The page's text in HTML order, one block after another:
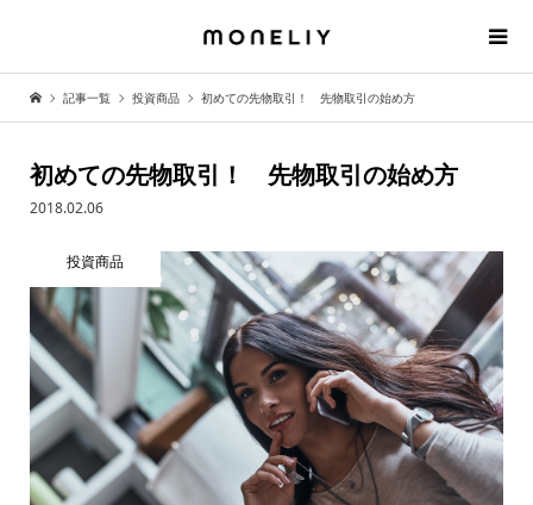
記事一覧 投資商品 初めての先物取引！ 先物取引の始め方
初めての先物取引！ 先物取引の始め方
2018.02.06
投資商品